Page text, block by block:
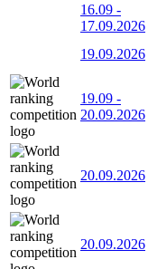
16.09 -
17.09.2026
19.09.2026
19.09 -
20.09.2026
20.09.2026
20.09.2026